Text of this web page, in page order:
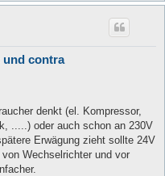
und contra
denkt (el. Kompressor,
.....) oder auch schon an 230V
Erwägung zieht sollte 24V
Wechselrichter und vor